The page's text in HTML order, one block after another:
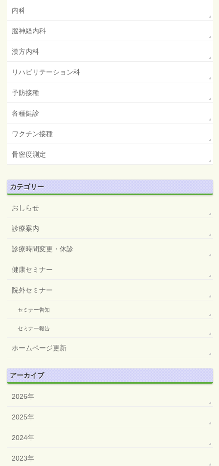
内科
脳神経内科
漢方内科
リハビリテーション科
予防接種
各種健診
ワクチン接種
骨密度測定
カテゴリー
おしらせ
診療案内
診療時間変更・休診
健康セミナー
院外セミナー
セミナー告知
セミナー報告
ホームページ更新
アーカイブ
2026年
2025年
2024年
2023年